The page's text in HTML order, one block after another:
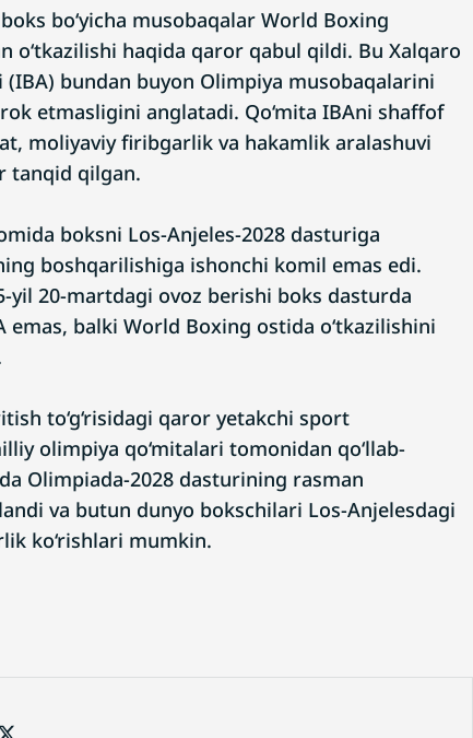
bo‘yicha musobaqalar World Boxing
o‘tkazilishi haqida qaror qabul qildi. Bu Xalqaro
(IBA) bundan buyon Olimpiya musobaqalarini
etmasligini anglatadi. Qo‘mita IBAni shaffof
moliyaviy firibgarlik va hakamlik aralashuvi
tanqid qilgan.
boksni Los-Anjeles-2028 dasturiga
boshqarilishiga ishonchi komil emas edi.
yil 20-martdagi ovoz berishi boks dasturda
emas, balki World Boxing ostida o‘tkazilishini
to‘g‘risidagi qaror yetakchi sport
olimpiya qo‘mitalari tomonidan qo‘llab-
Olimpiada-2028 dasturining rasman
va butun dunyo bokschilari Los-Anjelesdagi
ko‘rishlari mumkin.